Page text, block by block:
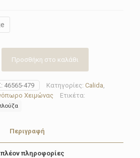
Προσθήκη στο καλάθι
46565-479 Κατηγορίες: Calida,
Χειμώνας Ετικέτα:
Περιγραφή
πληροφορίες